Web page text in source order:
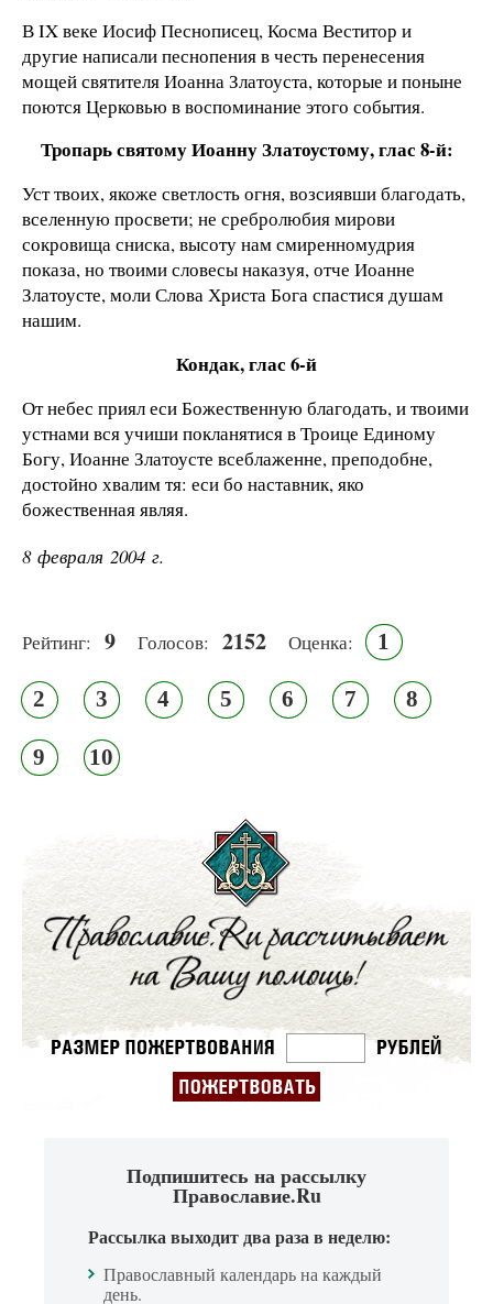
В IX веке Иосиф Песнописец, Косма Веститор и
другие написали песнопения в честь перенесения
мощей святителя Иоанна Златоуста, которые и поныне
поются Церковью в воспоминание этого события.
Тропарь святому Иоанну Златоустому, глас 8-й:
Уст твоих, якоже светлость огня, возсиявши благодать,
вселенную просвети; не сребролюбия мирови
сокровища сниска, высоту нам смиренномудрия
показа, но твоими словесы наказуя, отче Иоанне
Златоусте, моли Слова Христа Бога спастися душам
нашим.
Кондак, глас 6-й
От небес приял еси Божественную благодать, и твоими
устнами вся учиши покланятися в Троице Единому
Богу, Иоанне Златоусте всеблаженне, преподобне,
достойно хвалим тя: еси бо наставник, яко
божественная являя.
8 февраля 2004 г.
Рейтинг: 9 Голосов: 2152 Оценка: 1
2 3 4 5 6 7 8
9 10
Подпишитесь на рассылку
Православие.Ru
Рассылка выходит два раза в неделю:
Православный календарь на каждый
день.